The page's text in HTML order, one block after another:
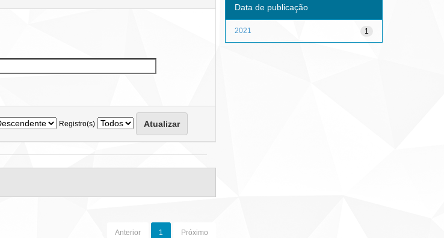
Registro(s)
Anterior 1 Próximo
Data de publicação
1
2021